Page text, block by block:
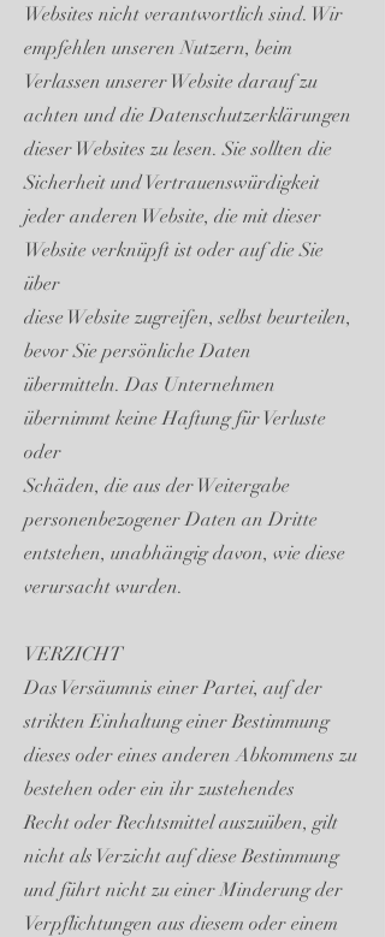
Websites nicht verantwortlich sind. Wir
empfehlen unseren Nutzern, beim
Verlassen unserer Website darauf zu
achten und die Datenschutzerklärungen
dieser Websites zu lesen. Sie sollten die
Sicherheit und Vertrauenswürdigkeit
jeder anderen Website, die mit dieser
Website verknüpft ist oder auf die Sie
über
diese Website zugreifen, selbst beurteilen,
bevor Sie persönliche Daten
übermitteln. Das Unternehmen
übernimmt keine Haftung für Verluste
oder
Schäden, die aus der Weitergabe
personenbezogener Daten an Dritte
entstehen, unabhängig davon, wie diese
verursacht wurden.
VERZICHT
Das Versäumnis einer Partei, auf der
strikten Einhaltung einer Bestimmung
dieses oder eines anderen Abkommens zu
bestehen oder ein ihr zustehendes
Recht oder Rechtsmittel auszuüben, gilt
nicht als Verzicht auf diese Bestimmung
und führt nicht zu einer Minderung der
Verpflichtungen aus diesem oder einem